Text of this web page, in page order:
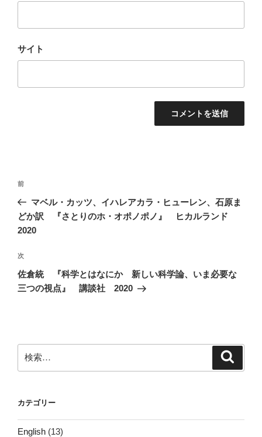
サイト
投
ナ
ビ
ー
シ
ョ
前
の
投
稿
前
マベル・カッツ、イハレアカラ・ヒューレン、石原ま
どか訳 『さとりのホ・オポノポノ』 ヒカルランド
2020
次
の
投
次
佐倉統 『科学とはなにか 新しい科学論、いま必要な
三つの視点』 講談社 2020
索:
カテゴリー
English (13)